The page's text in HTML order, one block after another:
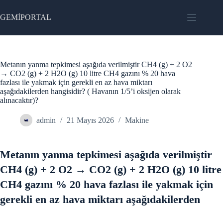
to
content
GEMİPORTAL
Metanın yanma tepkimesi aşağıda verilmiştir CH4 (g) + 2 O2
→ CO2 (g) + 2 H2O (g) 10 litre CH4 gazını % 20 hava
fazlası ile yakmak için gerekli en az hava miktarı
aşağıdakilerden hangisidir? ( Havanın 1/5’i oksijen olarak
alınacaktır)?
admin 21 Mayıs 2026 Makine
Metanın yanma tepkimesi aşağıda verilmiştir
CH4 (g) + 2 O2 → CO2 (g) + 2 H2O (g) 10 litre
CH4 gazını % 20 hava fazlası ile yakmak için
gerekli en az hava miktarı aşağıdakilerden